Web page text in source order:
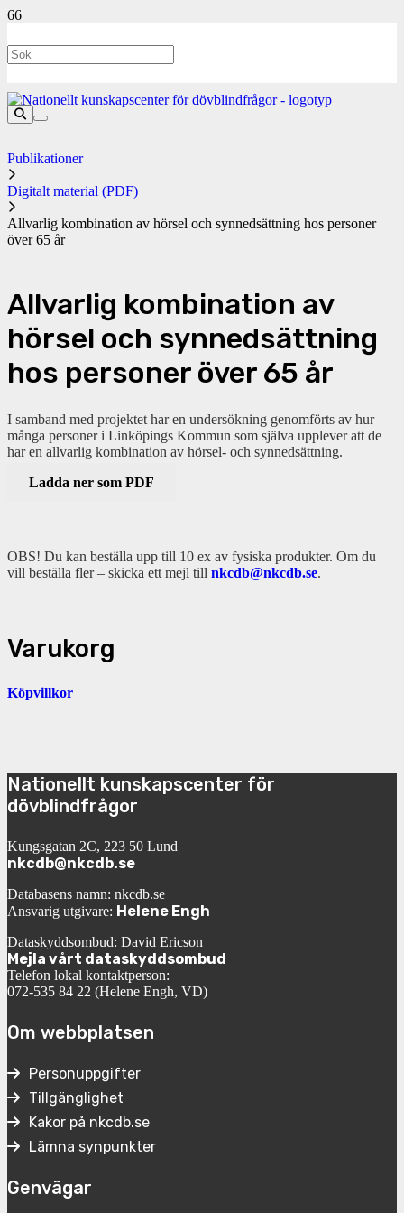
Publikationer
Digitalt material (PDF)
Allvarlig kombination av hörsel och synnedsättning hos personer
över 65 år
Allvarlig kombination av
hörsel och synnedsättning
hos personer över 65 år
I samband med projektet har en undersökning genomförts av hur
många personer i Linköpings Kommun som själva upplever att de
har en allvarlig kombination av hörsel- och synnedsättning.
Ladda ner som PDF
OBS! Du kan beställa upp till 10 ex av fysiska produkter. Om du
vill beställa fler – skicka ett mejl till nkcdb@nkcdb.se.
Varukorg
Köpvillkor
Nationellt kunskapscenter för
dövblindfrågor
Kungsgatan 2C, 223 50 Lund
nkcdb@nkcdb.se
Databasens namn: nkcdb.se
Ansvarig utgivare: Helene Engh
Dataskyddsombud: David Ericson
Mejla vårt dataskyddsombud
Telefon lokal kontaktperson:
072-535 84 22 (Helene Engh, VD)
Om webbplatsen
Personuppgifter
Tillgänglighet
Kakor på nkcdb.se
Lämna synpunkter
Genvägar